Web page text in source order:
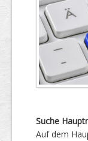
Suche
Auf dem